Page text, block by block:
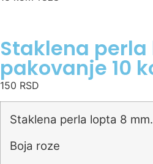
Staklena
pakovanje 10
150 RSD
Staklena perla lopta 8 mm.
Boja roze